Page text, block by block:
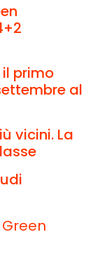
primo
al
vicini. La